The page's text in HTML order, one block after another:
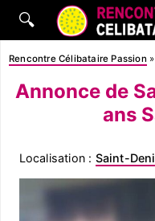
🔍
Rencontre Célibataire Passion
Annonce de
ans
Localisation : Saint-